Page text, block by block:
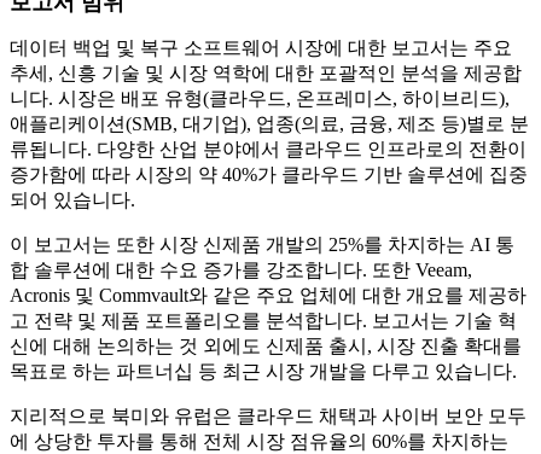
데이터 백업 및 복구 소프트웨어 시장에 대한 보고서는 주요
추세, 신흥 기술 및 시장 역학에 대한 포괄적인 분석을 제공합
니다. 시장은 배포 유형(클라우드, 온프레미스, 하이브리드),
애플리케이션(SMB, 대기업), 업종(의료, 금융, 제조 등)별로 분
류됩니다. 다양한 산업 분야에서 클라우드 인프라로의 전환이
증가함에 따라 시장의 약 40%가 클라우드 기반 솔루션에 집중
되어 있습니다.
이 보고서는 또한 시장 신제품 개발의 25%를 차지하는 AI 통
합 솔루션에 대한 수요 증가를 강조합니다. 또한 Veeam,
Acronis 및 Commvault와 같은 주요 업체에 대한 개요를 제공하
고 전략 및 제품 포트폴리오를 분석합니다. 보고서는 기술 혁
신에 대해 논의하는 것 외에도 신제품 출시, 시장 진출 확대를
목표로 하는 파트너십 등 최근 시장 개발을 다루고 있습니다.
지리적으로 북미와 유럽은 클라우드 채택과 사이버 보안 모두
에 상당한 투자를 통해 전체 시장 점유율의 60%를 차지하는